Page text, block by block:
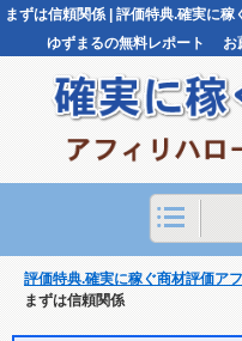
お
ゆずまるの無料レポート
評価特典.確実に稼ぐ商材評価ア
まずは信頼関係